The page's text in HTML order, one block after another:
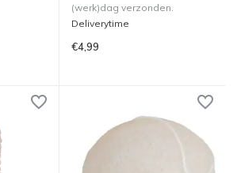
(werk)dag verzonden.
Deliverytime
€4,99